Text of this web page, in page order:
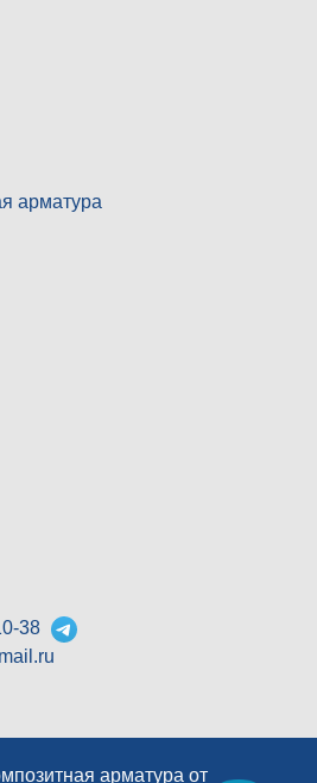
арматура
38
арматура от